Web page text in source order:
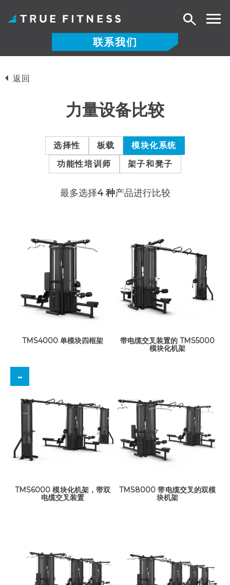
至
联系我们
搜
返回
力量设备比较
选择性 板载
模块化系统
功能性培训师
架子和凳子
最多选择4 种产品进行比较
TMS4000 单模块四框架
带电缆交叉装置的 TMS5000
模块化机架
TMS6000 模块化机架，带双
电缆交叉装置
TMS8000 带电缆交叉的双模
块机架